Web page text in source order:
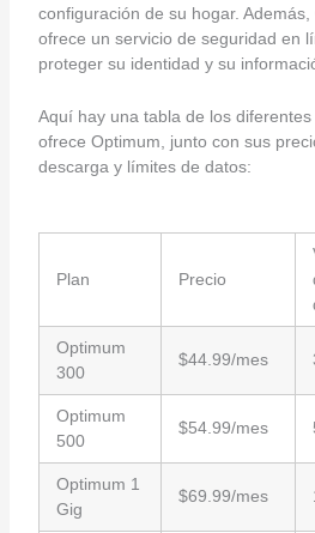
configuración de su hogar.
ofrece un servicio de seguridad en
proteger su identidad y su
Aquí hay una tabla de los
ofrece Optimum, junto con sus
descarga y límites de datos:
Plan Precio
Optimum
300
$44.99/mes
Optimum
500
$54.99/mes
Optimum 1
Gig
$69.99/mes